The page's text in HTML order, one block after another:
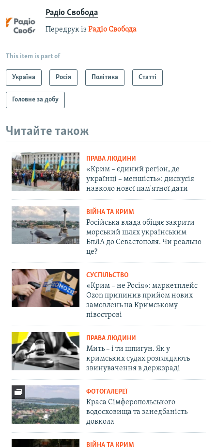
Радіо Свобода
Передрук із Радіо Свобода
This item is part of
Україна Росія Політика Статті
Головне за добу
Читайте також
ПРАВА ЛЮДИНИ
«Крим – єдиний регіон, де
українці – меншість»: дискусія
навколо нової пам'ятної дати
ВІЙНА ТА КРИМ
Російська влада обіцяє закрити
морський шлях українським
БпЛА до Севастополя. Чи реально
це?
СУСПІЛЬСТВО
«Крим – не Росія»: маркетплейс
Ozon припинив прийом нових
замовлень на Кримському
півострові
ПРАВА ЛЮДИНИ
Мить – і ти шпигун. Як у
кримських судах розглядають
звинувачення в держзраді
ФОТОГАЛЕРЕЇ
Краса Сімферопольського
водосховища та занедбаність
довкола
ВІЙНА ТА КРИМ